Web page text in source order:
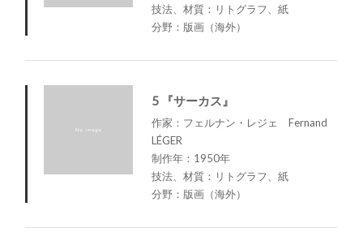
技法、材質：リトグラフ、紙
分野：版画（海外）
5 『サーカス』
作家：フェルナン・レジェ Fernand
LÉGER
制作年：1950年
技法、材質：リトグラフ、紙
分野：版画（海外）